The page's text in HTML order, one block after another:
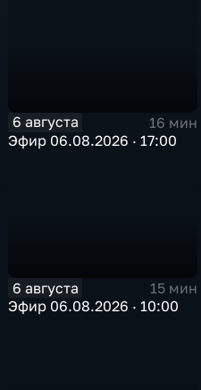
6 августа
16 мин
Эфир 06.08.2026 · 17:00
6 августа
15 мин
Эфир 06.08.2026 · 10:00